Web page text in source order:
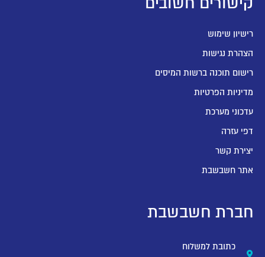
רישיון שימוש
הצהרת נגישות
רישום תוכנה ברשות המיסים
מדיניות הפרטיות
עדכוני מערכת
דפי עזרה
יצירת קשר
אתר חשבשבת
חברת חשבשבת
כתובת למשלוח